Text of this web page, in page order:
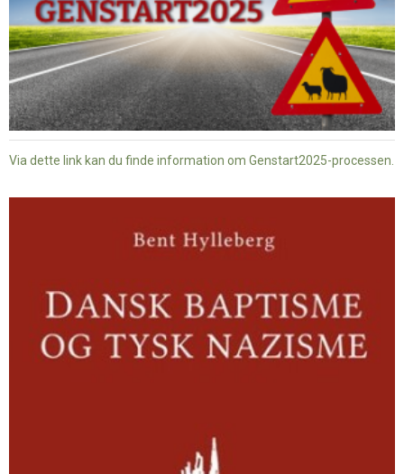
Via dette link kan du finde information om Genstart2025-processen.